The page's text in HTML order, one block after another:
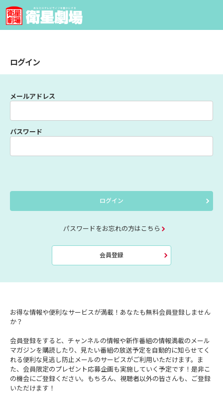
ログイン
メールアドレス
パスワード
ログイン
パスワードをお忘れの方はこちら
会員登録
お得な情報や便利なサービスが満載！あなたも無料会員登録しません
か？
会員登録をすると、チャンネルの情報や新作番組の情報満載のメール
マガジンを購読したり、見たい番組の放送予定を自動的に知らせてく
れる便利な見逃し防止メールのサービスがご利用いただけます。ま
た、会員限定のプレゼント応募企画も実施していく予定です！是非こ
の機会にご登録ください。もちろん、視聴者以外の皆さんも、ご登録
いただけます！